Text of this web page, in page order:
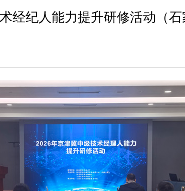
经纪人能力提升研修活动（